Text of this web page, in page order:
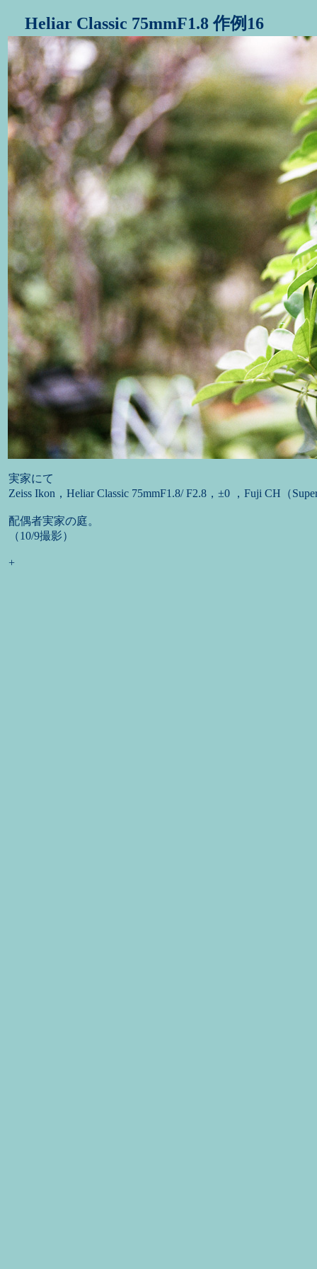
Heliar Classic 75mmF1.8 作例16
実家にて
Zeiss Ikon，Heliar Classic 75mmF1.8/ F2.8，±0 ，Fuji CH（
配偶者実家の庭。
（10/9撮影）
+